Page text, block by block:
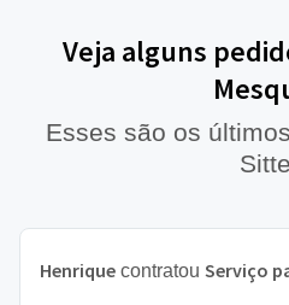
Veja alguns
Esses são os
Henrique contratou Serviço